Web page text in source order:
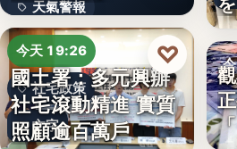
天氣警報
文字
今天 19:26
社宅政策
文字
國土署：多元興辦
社宅滾動精進 實質
照顧逾百萬戶
♡